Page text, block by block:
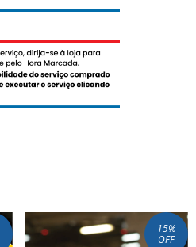
15%
OFF